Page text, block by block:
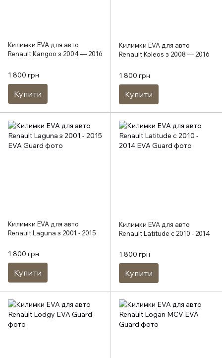
Килимки EVA для авто
Renault Kangoo з 2004 — 2016
1 800 грн
Купити
Килимки EVA для авто
Renault Koleos з 2008 — 2016
1 800 грн
Купити
Килимки EVA для авто
Renault Laguna з 2001 - 2015
1 800 грн
Купити
Килимки EVA для авто
Renault Latitude c 2010 - 2014
1 800 грн
Купити